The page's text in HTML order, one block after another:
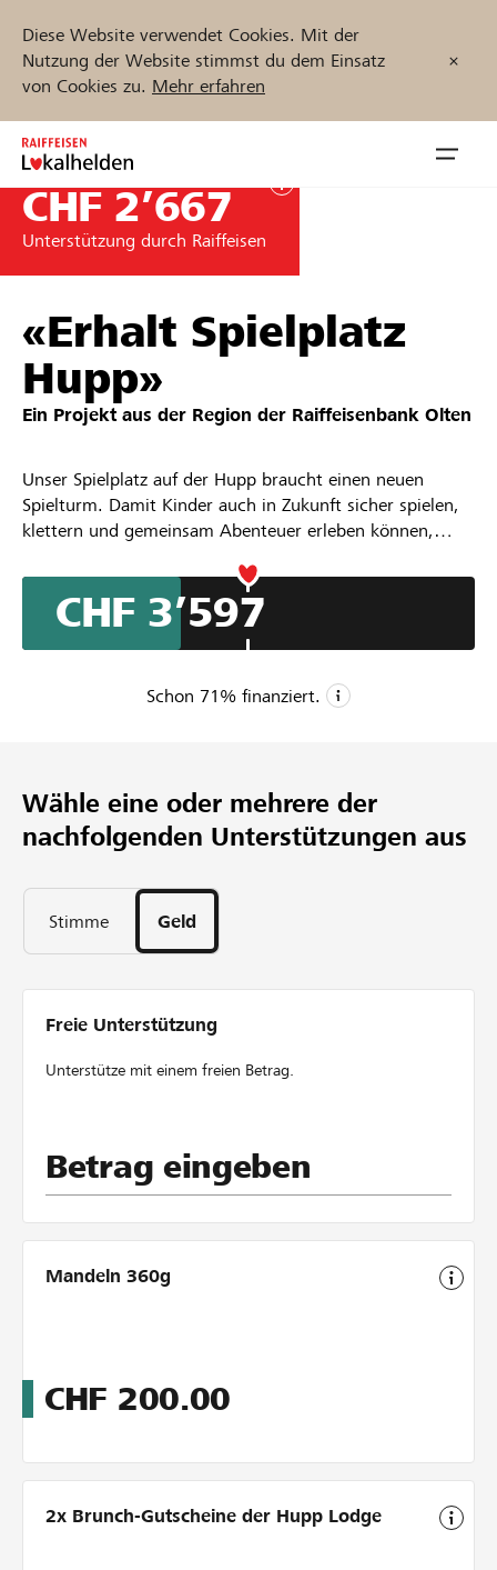
Diese Website verwendet Cookies. Mit der
Nutzung der Website stimmst du dem Einsatz
von Cookies zu. Mehr erfahren
Zum
Inhalt
springen
Unterstützen
Hilfe & Support
Partner / Raiffeisenbank
Projekte und Organisationen finden
DE FR IT
CHF 2’667
Unterstützung durch Raiffeisen
«Erhalt Spielplatz
Hupp»
Ein Projekt aus der Region der Raiffeisenbank Olten
Unser Spielplatz auf der Hupp braucht einen neuen
Spielturm. Damit Kinder auch in Zukunft sicher spielen,
klettern und gemeinsam Abenteuer erleben können,
den alten Spielturm ersetzen. Mit eurer Unterstützung
schaffen wir weiterhin einen Ort voller Kinderlachen und
Begegnungen.
CHF 3’597
Schon 71 % finanziert.
CHF 10’000
Wunschbetrag
Unterstützungen
53
Tage
Wähle eine oder mehrere der
nachfolgenden Unterstützungen aus
Stimme Geld
Freie Unterstützung
Unterstütze mit einem freien Betrag.
Betrag eingeben
Mandeln 360g
CHF 200.00
2x Brunch-Gutscheine der Hupp Lodge